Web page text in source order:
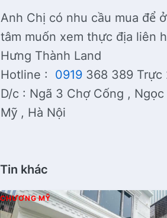
Anh Chị có nhu cầu mua để
tâm muốn xem thực địa liên
Hưng Thành Land
Hotline :
0919 368 389 Trực
D/c : Ngã 3 Chợ Cống ,
Mỹ , Hà Nội
Tin khác
CHƯƠNG MỸ